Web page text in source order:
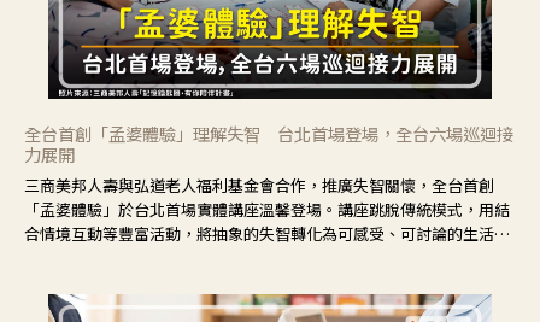
全台首創「孟婆體驗」理解失智 台北首場登場，全台六場巡迴接
力展開
三商美邦人壽與弘道老人福利基金會合作，推廣失智關懷，全台首創
「孟婆體驗」於台北首場實體講座溫馨登場。講座跳脫傳統模式，用結
合情境互動等豐富活動，將抽象的失智轉化為可感受、可討論的生活情